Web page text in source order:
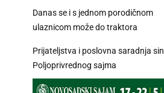
Danas se i s jednom porodičnom
ulaznicom može do traktora
Prijateljstva i poslovna saradnja
Poljoprivrednog sajma